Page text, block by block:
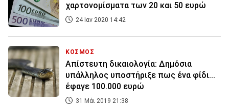
χαρτονομίσματα των 20 και 50 ευρώ
24 Ιαν 2020 14:42
ΚΟΣΜΟΣ
Απίστευτη δικαιολογία: Δημόσια
υπάλληλος υποστήριξε πως ένα φίδι...
έφαγε 100.000 ευρώ
31 Μάι 2019 21:38